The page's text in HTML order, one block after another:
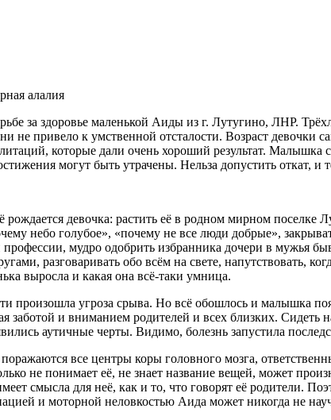
алалия
за здоровье маленькой Аиды из г. Лутугино, ЛНР.
не привело к умственной отсталости. Возраст
которые дали очень хороший результат. Малышка
могут быть утрачены. Нельза допустить откат, и
девочка: растить её в родном мирном поселке
небо голубое», «почему не все люди добрые»,
мудро одобрить избранника дочери в мужья
разговаривать обо всём на свете, напутствовать,
выросла и какая она всё-таки умница.
произошла угроза срыва. Но всё обошлось и малышка
заботой и вниманием родителей и всех близких. Сидеть
аутичные черты. Видимо, болезнь запустила
все центры коры головного мозга,
не понимает её, не знает название вещей, может
смысла для неё, как и то, что говорят её родители.
и моторной неловкостью Аида может никогда не